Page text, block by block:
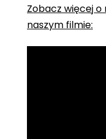
Zobacz więcej
naszym filmie: